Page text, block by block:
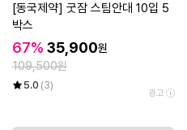
[동국제약] 굿잠 스팀안대 10입 5
박스
67% 35,900원
109,500원
5.0 (3)
광고